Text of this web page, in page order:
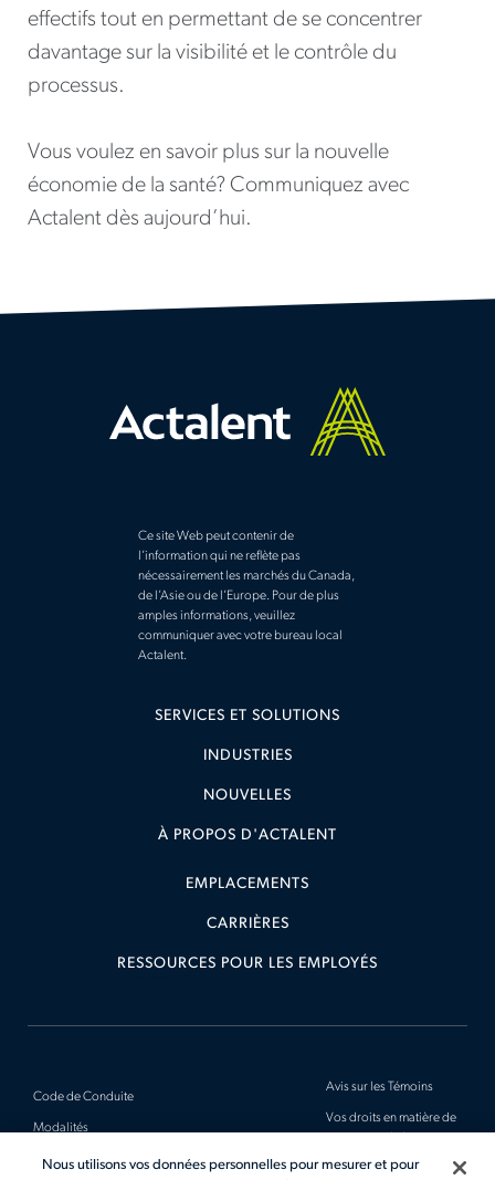
effectifs tout en permettant de se concentrer
davantage sur la visibilité et le contrôle du
processus.
Vous voulez en savoir plus sur la nouvelle
économie de la santé? Communiquez avec
Actalent dès aujourd’hui.
Ce site Web peut contenir de
l’information qui ne reflète pas
nécessairement les marchés du Canada,
de l’Asie ou de l’Europe. Pour de plus
amples informations, veuillez
communiquer avec votre bureau local
Actalent.
SERVICES ET SOLUTIONS
INDUSTRIES
NOUVELLES
À PROPOS D'ACTALENT
EMPLACEMENTS
CARRIÈRES
RESSOURCES POUR LES EMPLOYÉS
Code de Conduite
Modalités
Avis de Confidentialité
Avis sur les Témoins
Vos droits en matière de
Nous utilisons vos données personnelles pour mesurer et pour